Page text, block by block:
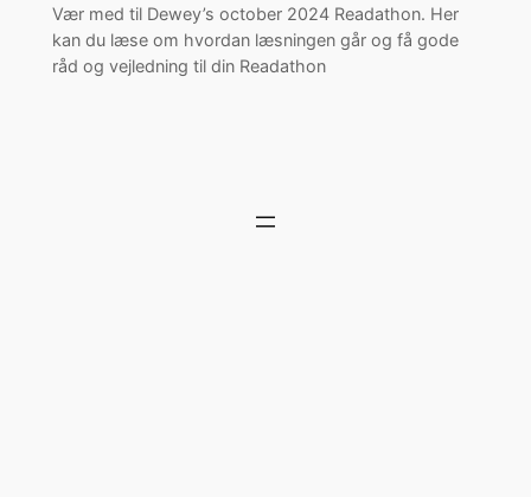
Vær med til Dewey’s october 2024 Readathon. Her
kan du læse om hvordan læsningen går og få gode
råd og vejledning til din Readathon